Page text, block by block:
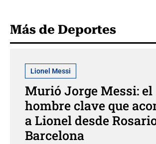
Más de Deportes
Lionel Messi
Murió Jorge Messi: el
hombre clave que
a Lionel desde
Barcelona